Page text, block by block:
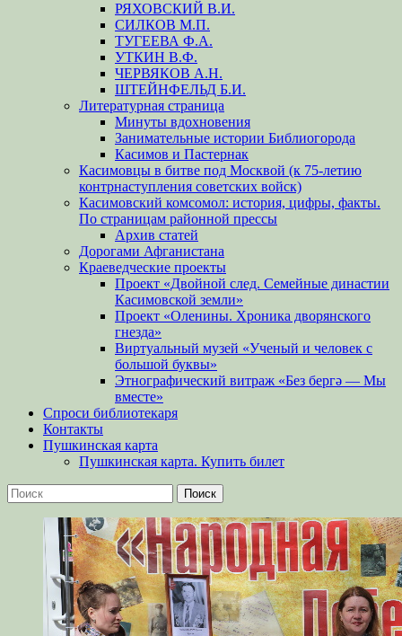
РЯХОВСКИЙ В.И.
СИЛКОВ М.П.
ТУГЕЕВА Ф.А.
УТКИН В.Ф.
ЧЕРВЯКОВ А.Н.
ШТЕЙНФЕЛЬД Б.И.
Литературная страница
Минуты вдохновения
Занимательные истории Библиогорода
Касимов и Пастернак
Касимовцы в битве под Москвой (к 75-летию
контрнаступления советских войск)
Касимовский комсомол: история, цифры, факты.
По страницам районной прессы
Архив статей
Дорогами Афганистана
Краеведческие проекты
Проект «Двойной след. Семейные династии
Касимовской земли»
Проект «Оленины. Хроника дворянского
гнезда»
Виртуальный музей «Ученый и человек с
большой буквы»
Этнографический витраж «Без бергə — Мы
вместе»
Спроси библиотекаря
Контакты
Пушкинская карта
Пушкинская карта. Купить билет
Поиск
Найти: